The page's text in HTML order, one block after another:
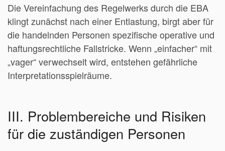
Die Vereinfachung des Regelwerks durch die EBA
klingt zunächst nach einer Entlastung, birgt aber für
die handelnden Personen spezifische operative und
haftungsrechtliche Fallstricke. Wenn „einfacher“ mit
„vager“ verwechselt wird, entstehen gefährliche
Interpretationsspielräume.
III. Problembereiche und Risiken
für die zuständigen Personen